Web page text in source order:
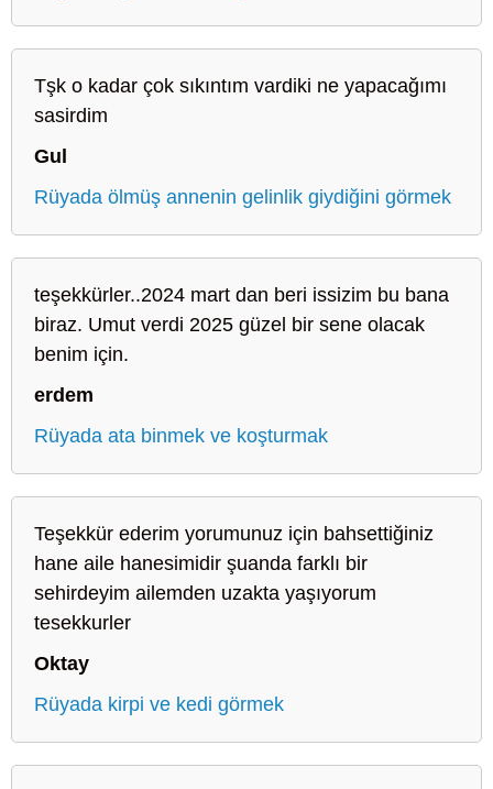
Tşk o kadar çok sıkıntım vardiki ne yapacağımı
sasirdim
Gul
Rüyada ölmüş annenin gelinlik giydiğini görmek
teşekkürler..2024 mart dan beri issizim bu bana
biraz. Umut verdi 2025 güzel bir sene olacak
benim için.
erdem
Rüyada ata binmek ve koşturmak
Teşekkür ederim yorumunuz için bahsettiğiniz
hane aile hanesimidir şuanda farklı bir
sehirdeyim ailemden uzakta yaşıyorum
tesekkurler
Oktay
Rüyada kirpi ve kedi görmek